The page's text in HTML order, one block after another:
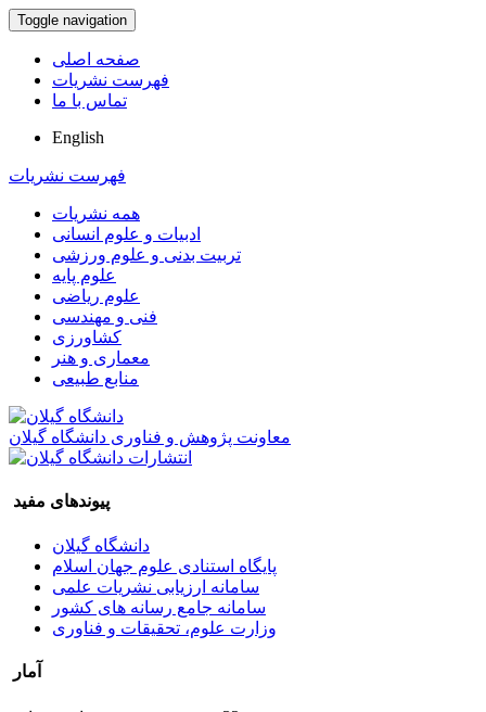
Toggle navigation
صفحه اصلی
فهرست نشریات
تماس با ما
English
فهرست نشریات
همه نشریات
ادبیات و علوم انسانی
تربیت بدنی و علوم ورزشی
علوم پایه
علوم ریاضی
فنی و مهندسی
کشاورزی
معماری و هنر
منابع طبیعی
معاونت پژوهش و فناوری دانشگاه گیلان
پیوندهای مفید
دانشگاه گیلان
پایگاه استنادی علوم جهان اسلام
سامانه ارزیابی نشریات علمی
سامانه جامع رسانه های کشور
وزارت علوم، تحقیقات و فناوری
آمار